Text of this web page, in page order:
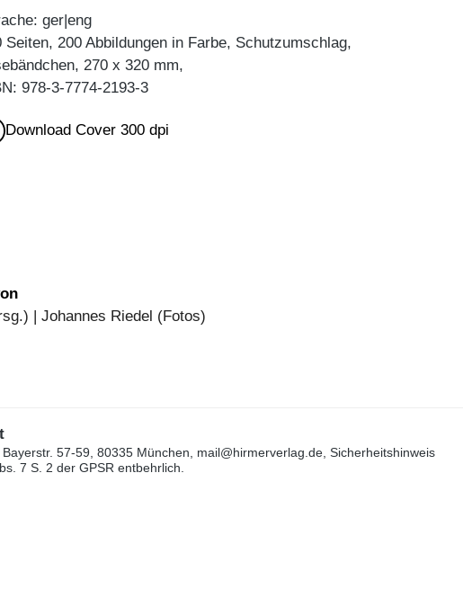
ger|eng
Seiten, 200 Abbildungen in Farbe, Schutzumschlag,
270 x 320 mm,
978-3-7774-2193-3
Download Cover 300 dpi
| Johannes Riedel (Fotos)
57-59, 80335 München, mail@hirmerverlag.de, Sicherheitshinweis
7 S. 2 der GPSR entbehrlich.